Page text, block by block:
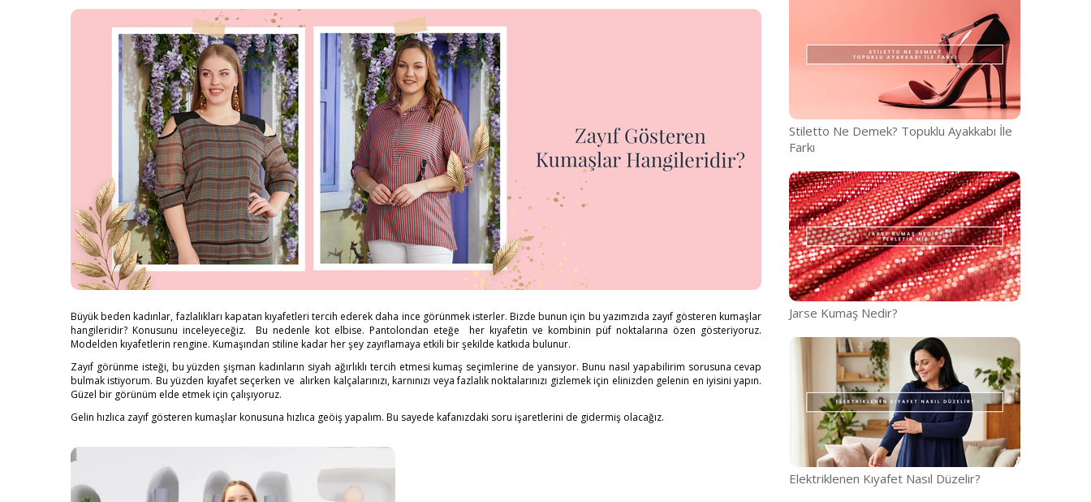
Büyük beden kadınlar, fazlalıkları kapatan kıyafetleri tercih ederek daha ince görünmek isterler. Bizde bunun için bu yazımzıda zayıf gösteren kumaşlar
hangileridir? Konusunu inceleyeceğiz. Bu nedenle kot elbise. Pantolondan eteğe her kıyafetin ve kombinin püf noktalarına özen gösteriyoruz.
Modelden kıyafetlerin rengine. Kumaşından stiline kadar her şey zayıflamaya etkili bir şekilde katkıda bulunur.
Zayıf görünme isteği, bu yüzden şişman kadınların siyah ağırlıklı tercih etmesi kumaş seçimlerine de yansıyor. Bunu nasıl yapabilirim sorusuna cevap
bulmak istiyorum. Bu yüzden kıyafet seçerken ve alırken kalçalarınızı, karnınızı veya fazlalık noktalarınızı gizlemek için elinizden gelenin en iyisini yapın.
Güzel bir görünüm elde etmek için çalışıyoruz.
Gelin hızlıca zayıf gösteren kumaşlarkonusuna hızlıca geöiş yapalım. Bu sayede kafanızdaki soru işaretlerini de gidermiş olacağız.
Stiletto Ne Demek? Topuklu Ayakkabı İle
Farkı
Jarse Kumaş Nedir?
Elektriklenen Kıyafet Nasıl Düzelir?